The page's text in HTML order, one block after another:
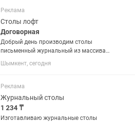
Реклама
Столы лофт
Договорная
Добрый день производим столы
письменный журнальный из массива
дерева
Шымкент, сегодня
Реклама
Журнальный столы
1 234 ₸
Изготавливаю журнальные столы